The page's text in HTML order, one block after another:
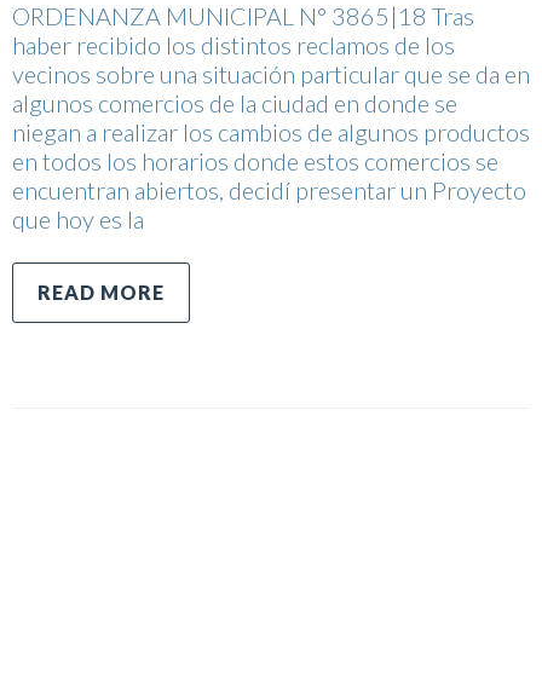
ORDENANZA MUNICIPAL N° 3865|18 Tras
haber recibido los distintos reclamos de los
vecinos sobre una situación particular que se da en
algunos comercios de la ciudad en donde se
niegan a realizar los cambios de algunos productos
en todos los horarios donde estos comercios se
encuentran abiertos, decidí presentar un Proyecto
que hoy es la
READ MORE